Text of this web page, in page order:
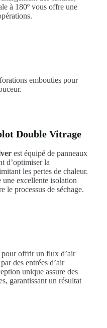
à 180º vous offre une
embouties pour
Double Vitrage
est équipé de panneaux
d’optimiser la
les pertes de chaleur.
excellente isolation
le processus de séchage.
offrir un flux d’air
des entrées d’air
unique assure des
garantissant un résultat